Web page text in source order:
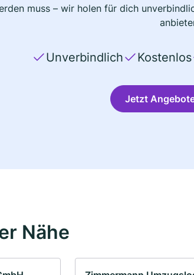
muss – wir holen für dich
Unverbindlich Kostenlos
Jetzt
Nähe